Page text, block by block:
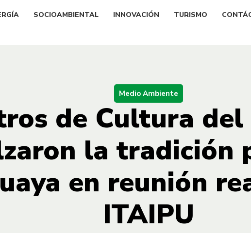
SOCIOAMBIENTAL INNOVACIÓN TURISMO
Medio Ambiente
de Cultura del
la tradición
en reunión
ITAIPU